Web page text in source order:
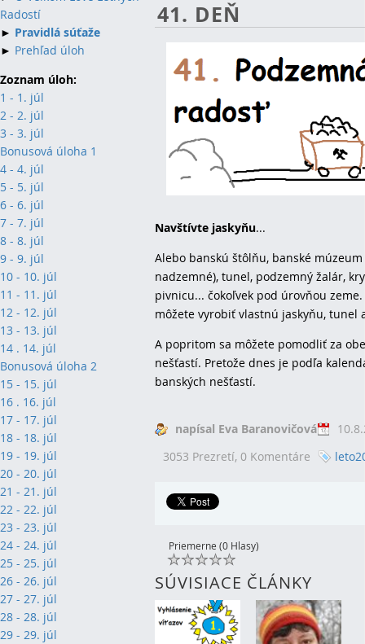
Radostí
► Pravidlá súťaže
► Prehľad úloh
Zoznam úloh:
1 - 1. júl
2 - 2. júl
3 - 3. júl
Bonusová úloha 1
4 - 4. júl
5 - 5. júl
6 - 6. júl
7 - 7. júl
8 - 8. júl
9 - 9. júl
10 - 10. júl
11 - 11. júl
12 - 12. júl
13 - 13. júl
14 . 14. júl
Bonusová úloha 2
15 - 15. júl
16 . 16. júl
17 - 17. júl
18 - 18. júl
19 - 19. júl
20 - 20. júl
21 - 21. júl
22 - 22. júl
23 - 23. júl
24 - 24. júl
25 - 25. júl
26 - 26. júl
27 - 27. júl
28 - 28. júl
29 - 29. júl
41. DEŇ
Navštívte jaskyňu...
Alebo banskú štôlňu, banské
nadzemné), tunel, podzemný žalár,
pivnicu... čokoľvek pod úrovňou
môžete vyrobiť vlastnú jaskyňu, tunel
A popritom sa môžete pomodliť za
nešťastí. Pretože dnes je podľa
banských nešťastí.
napísal Eva Baranovičová
3053 Prezretí, 0 Komentáre
Priemerne (0 Hlasy)
SÚVISIACE ČLÁNKY